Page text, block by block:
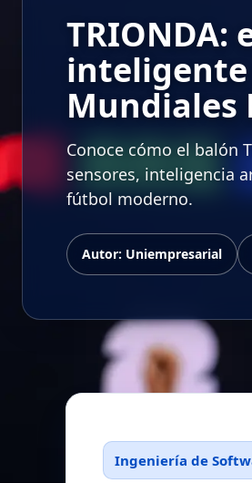
TRIONDA:
inteligente
Mundiales
Conoce cómo el balón
sensores, inteligencia
fútbol moderno.
Autor: Uniempresarial
Ingeniería de